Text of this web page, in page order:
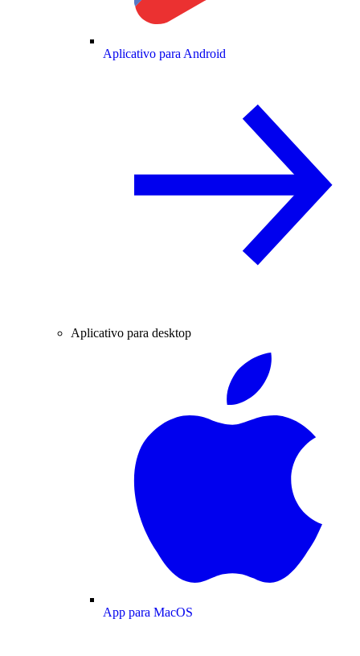
Aplicativo para Android
Aplicativo para desktop
App para MacOS